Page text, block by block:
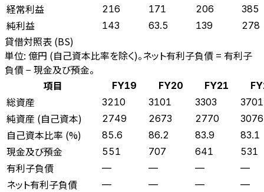
経常利益 216 171 206 385
純利益 143 63.5 139 278
貸借対照表 (BS)
単位: 億円 (自己資本比率を除く)。ネット有利子負債 = 有利子
負債 − 現金及び預金。
項目
FY19 FY20 FY21
総資産 3210 3101 3303 3701
純資産 (自己資本) 2749 2673 2770 3076
自己資本比率 (%) 85.6 86.2 83.9 83.1
現金及び預金 551 707 641 531
有利子負債 — — — —
ネット有利子負債 — — — —